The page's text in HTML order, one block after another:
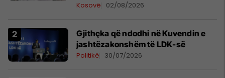
Kosovë 02/08/2026
Gjithçka që ndodhi në Kuvendin e
jashtëzakonshëm të LDK-së
Politikë 30/07/2026